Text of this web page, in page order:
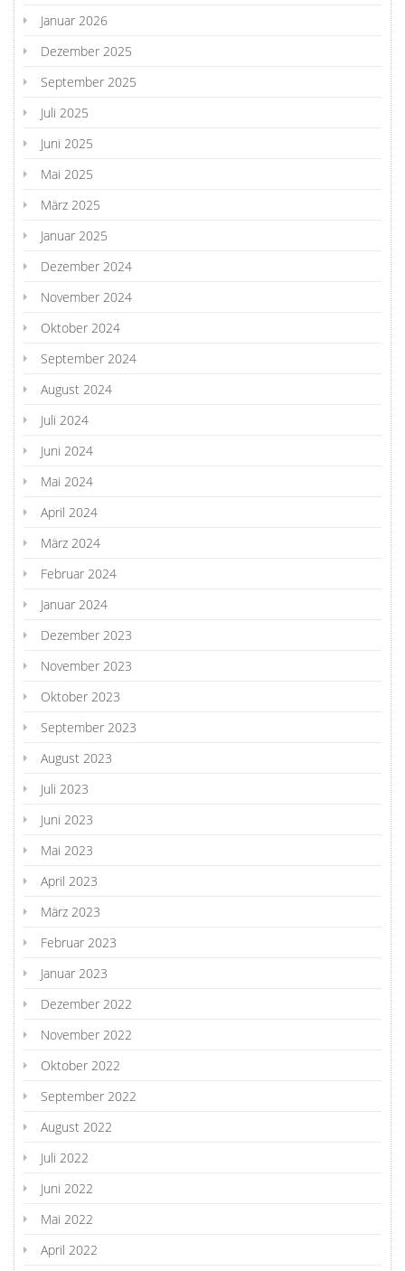
Januar 2026
Dezember 2025
September 2025
Juli 2025
Juni 2025
Mai 2025
März 2025
Januar 2025
Dezember 2024
November 2024
Oktober 2024
September 2024
August 2024
Juli 2024
Juni 2024
Mai 2024
April 2024
März 2024
Februar 2024
Januar 2024
Dezember 2023
November 2023
Oktober 2023
September 2023
August 2023
Juli 2023
Juni 2023
Mai 2023
April 2023
März 2023
Februar 2023
Januar 2023
Dezember 2022
November 2022
Oktober 2022
September 2022
August 2022
Juli 2022
Juni 2022
Mai 2022
April 2022